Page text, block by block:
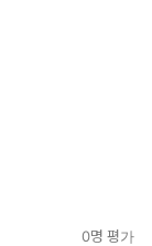
보호자가 되어
물리면서 이야
또한 작가는 객관
0명 평가